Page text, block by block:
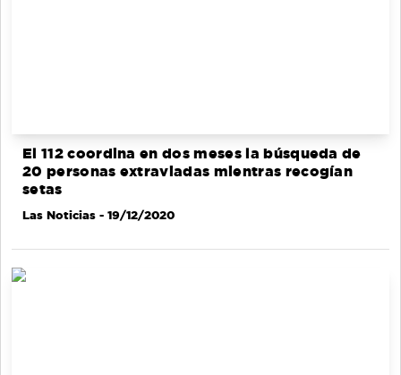
El 112 coordina en dos meses la búsqueda de
20 personas extraviadas mientras recogían
setas
Las Noticias - 19/12/2020